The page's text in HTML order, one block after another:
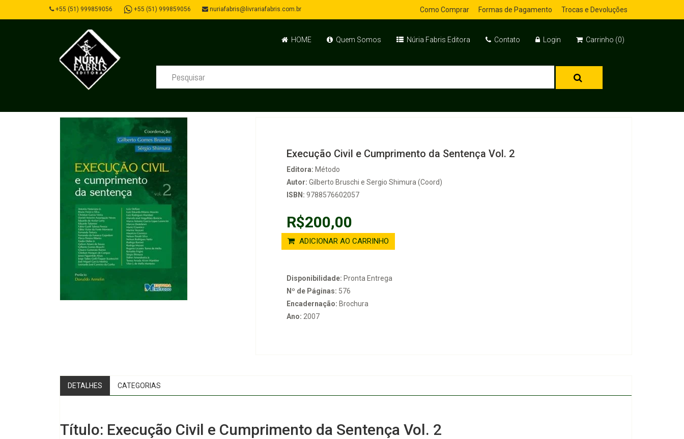
+55 (51) 999859056 +55 (51) 999859056 nuriafabris@livrariafabris.com.br Como Comprar Formas de Pagamento Trocas e Devoluções
HOME Quem Somos Núria Fabris Editora Contato Login Carrinho (0)
Execução Civil e Cumprimento da Sentença Vol. 2
Editora: Método
Autor: Gilberto Bruschi e Sergio Shimura (Coord)
ISBN: 9788576602057
R$200,00
ADICIONAR AO CARRINHO
Disponibilidade: Pronta Entrega
Nº de Páginas: 576
Encadernação: Brochura
Ano: 2007
DETALHES CATEGORIAS
Título: Execução Civil e Cumprimento da Sentença Vol. 2